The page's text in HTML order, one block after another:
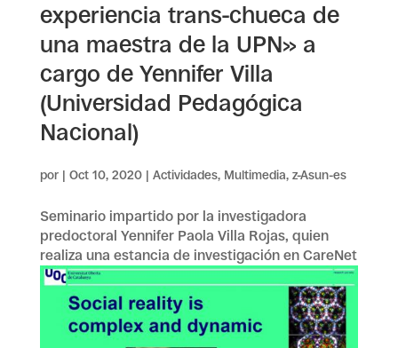
experiencia trans-chueca de
una maestra de la UPN» a
cargo de Yennifer Villa
(Universidad Pedagógica
Nacional)
por | Oct 10, 2020| Actividades, Multimedia, z-Asun-es
Seminario impartido por la investigadora
predoctoral Yennifer Paola Villa Rojas, quien
realiza una estancia de investigación en CareNet